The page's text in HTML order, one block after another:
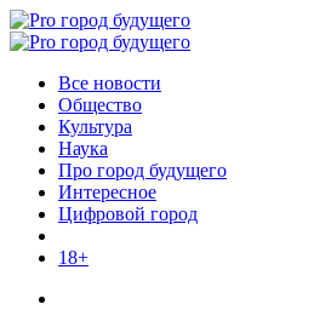
Menu
Поиск
Menu
Pro
Все новости
Общество
Культура
Наука
Про город будущего
Интересное
Цифровой город
18+